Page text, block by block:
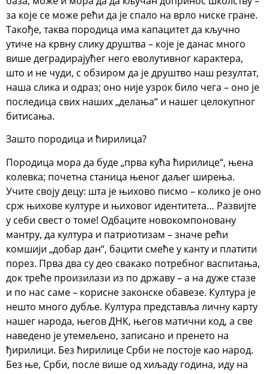
за које се може рећи да је спало на врло ниске гране.
Такође, таква породица има капацитет да кључно
утиче на крвну слику друштва – које је данас много
више деградирајућег него еволутивног карактера,
што и не чуди, с обзиром да је друштво наш резултат,
наша слика и одраз; оно није узрок било чега – оно је
последица свих наших „делања“ и нашег целокупног
битисања.
Зашто породица и ћирилица?
Породица мора да буде „прва кућа ћирилице“, њена
колевка; почетна станица њеног даљег ширења.
Учите своју децу: шта је њихово писмо – колико је оно
срж њихове културе и њиховог идентитета… Развијте
у себи свест о томе! Одбаците новокомпоновану
мантру, да култура и патриотизам – значе рећи
комшији „добар дан“, бацити смеће у канту и платити
порез. Прва два су део свакако потребног васпитања,
док треће произилази из по државу – а на дуже стазе
и по нас саме – корисне законске обавезе. Култура је
нешто много дубље. Култура представља личну карту
нашег народа, његов ДНК, његов матични код, а све
наведено је утемељено, записано и пренето на
ђирилици. Без ћирилице Срби не постоје као народ.
Без ње, Срби, после више од хиљаду година, иду на